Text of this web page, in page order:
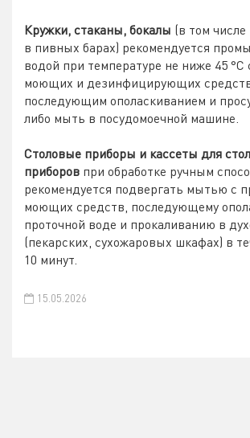
Кружки, стаканы, бокалы (в том
в пивных барах) рекомендуется
водой при температуре не ниже 45
моющих и дезинфицирующих
последующим ополаскиванием и
либо мыть в посудомоечной машине.
Столовые приборы и кассеты для
приборов при обработке ручным
рекомендуется подвергать мытью с
моющих средств, последующему
проточной воде и прокаливанию в
(пекарских, сухожаровых шкафах) в
10 минут.
15.05.2026